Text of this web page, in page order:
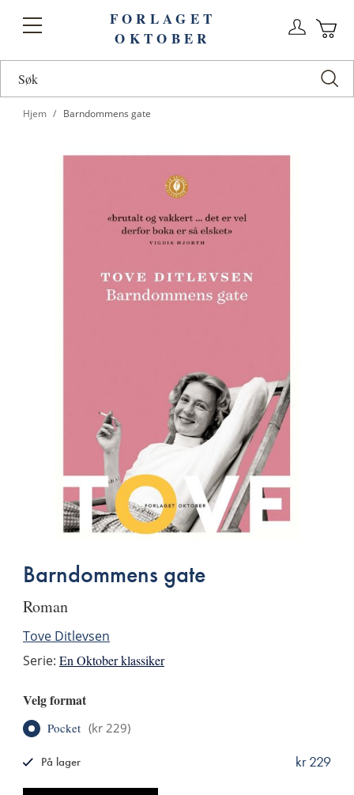
Toggle
FORLAGET
OKTOBER
Hjem Barndommens gate
Barndommens gate
roman
Tove Ditlevsen
Serie: En Oktober klassiker
Velg format
Pocket (kr 229)
kr 229
På lager